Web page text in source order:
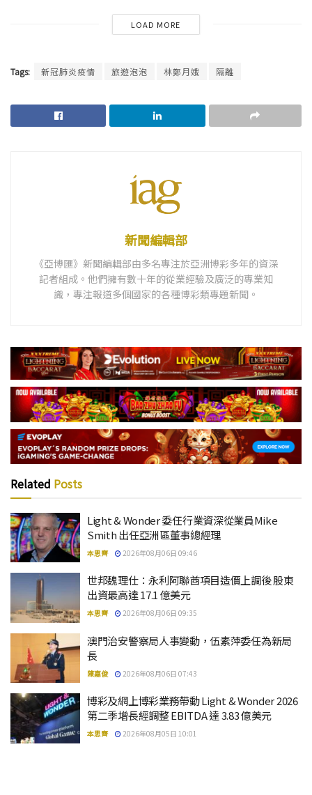
LOAD MORE
Tags: 新冠肺炎疫情 旅遊泡泡 林鄭月娥 隔離
新聞編輯部
《亞博匯》新聞編輯部由多名專注於亞洲博彩多年的資深
記者組成。他們擁有數十年的從業經驗及廣泛的專業知
識，專注報道多個國家的各種博彩類專題新聞。
Related Posts
Light & Wonder 委任行業資深從業員Mike
Smith 出任亞洲區董事總經理
本思齊 2026年08月06日 09:46
世邦魏理仕：永利阿聯酋項目造價上調後 股東
出資最高達 17.1 億美元
本思齊 2026年08月06日 09:35
澳門治安警察局人事變動，伍素萍委任為新局
長
陳嘉俊 2026年08月06日 07:43
博彩及網上博彩業務帶動 Light & Wonder 2026
第二季增長經調整 EBITDA 達 3.83 億美元
本思齊 2026年08月05日 10:01